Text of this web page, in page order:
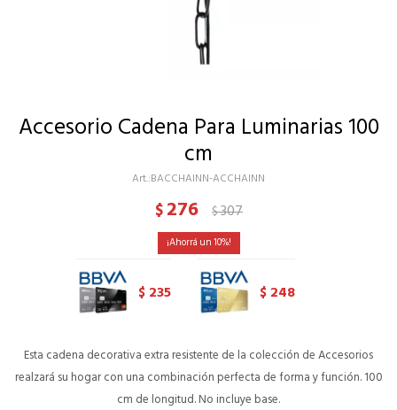
Accesorio Cadena Para Luminarias 100
cm
BACCHAINN-ACCHAINN
$276 $307
10
$ 235 $ 248
Esta cadena decorativa extra resistente de la colección de Accesorios
realzará su hogar con una combinación perfecta de forma y función. 100
cm de longitud. No incluye base.